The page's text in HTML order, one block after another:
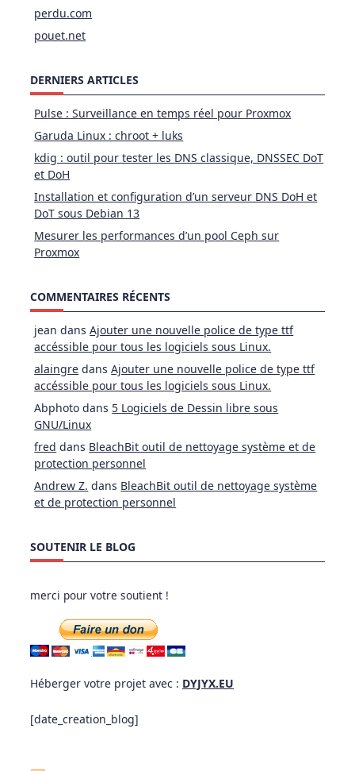
perdu.com
pouet.net
DERNIERS ARTICLES
Pulse : Surveillance en temps réel pour Proxmox
Garuda Linux : chroot + luks
kdig : outil pour tester les DNS classique, DNSSEC DoT
et DoH
Installation et configuration d’un serveur DNS DoH et
DoT sous Debian 13
Mesurer les performances d’un pool Ceph sur
Proxmox
COMMENTAIRES RÉCENTS
jean dansAjouter une nouvelle police de type ttf
accéssible pour tous les logiciels sous Linux.
alaingre dansAjouter une nouvelle police de type ttf
accéssible pour tous les logiciels sous Linux.
Abphoto dans 5 Logiciels de Dessin libre sous
GNU/Linux
fred dans BleachBit outil de nettoyage système et de
protection personnel
Andrew Z. dans BleachBit outil de nettoyage système
et de protection personnel
SOUTENIR LE BLOG
merci pour votre soutient !
Héberger votre projet avec : DYJYX.EU
[date_creation_blog]